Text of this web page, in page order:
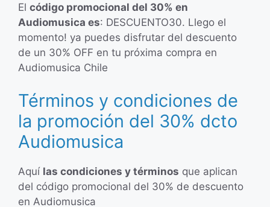
El código promocional del 30% en
Audiomusica es: DESCUENTO30. Llego el
momento! ya puedes disfrutar del descuento
de un 30% OFF en tu próxima compra en
Audiomusica Chile
Términos y condiciones de
la promoción del 30% dcto
Audiomusica
Aquí las condiciones y términos que aplican
del código promocional del 30% de descuento
en Audiomusica